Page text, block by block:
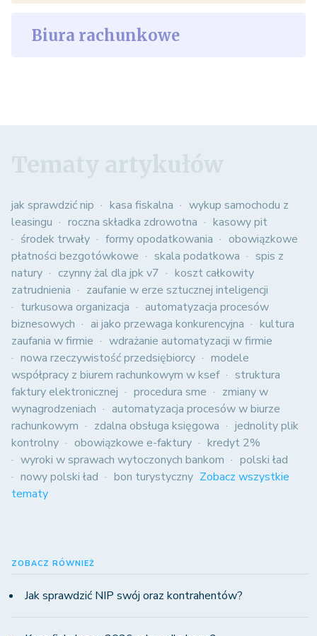
Biura rachunkowe
jak sprawdzić nip kasa fiskalna
wykup samochodu z
leasingu
roczna składka zdrowotna
kasowy pit
środek trwały
formy opodatkowania
obowiązkowe
płatności bezgotówkowe
skala podatkowa
spis z
natury
czynny żal dla jpk v7
koszt całkowity
zatrudnienia
zaufanie w erze sztucznej inteligencji
turkusowa organizacja
automatyzacja procesów
biznesowych
ai jako przewaga konkurencyjna
kultura
zaufania w firmie
wdrażanie automatyzacji w firmie
nowa rzeczywistość przedsiębiorcy
modele
współpracy z biurem rachunkowym w ksef
struktura
faktury elektronicznej
procedura sme
zmiany w
wynagrodzeniach
automatyzacja procesów w biurze
rachunkowym
zdalna obsługa księgowa
jednolity plik
kontrolny
obowiązkowe e-faktury
kredyt 2%
wyroki w sprawach wytoczonych bankom
polski ład
nowy polski ład
bon turystyczny Zobacz wszystkie
tematy
ZOBACZ RÓWNIEŻ
Jak sprawdzić NIP swój oraz kontrahentów?